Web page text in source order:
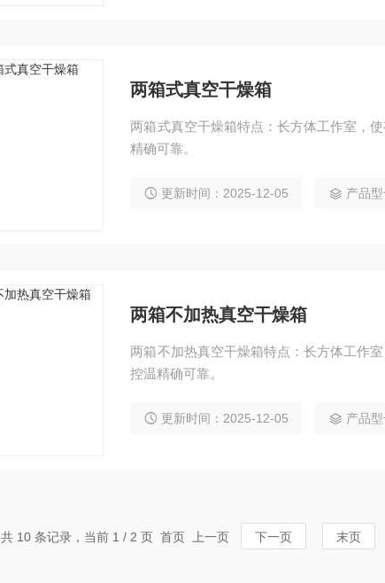
两箱式真空干燥箱
两箱式真空干燥箱特点：长方体工作室，
精确可靠。
更新时间：2025-12-05 产品
两箱不加热真空干燥箱
两箱不加热真空干燥箱特点：长方体工作
控温精确可靠。
更新时间：2025-12-05 产品
共 10 条记录，当前 1 / 2 页 首页 上一页 下一页 末页